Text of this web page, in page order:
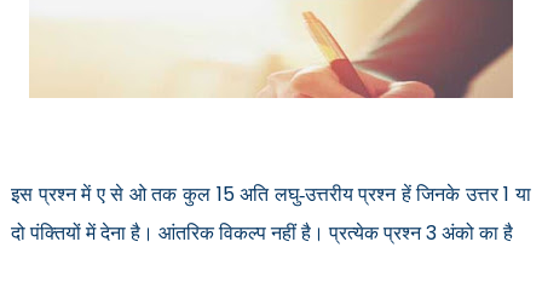
इस प्रश्न में ए से ओ तक कुल 15अति लघु-उत्तरीय प्रश्न हें जिनके उत्तर1 या
दो पंक्तियों में देना है। आंतरिक विकल्प नहीं है। प्रत्येक प्रश्न3अंको का है